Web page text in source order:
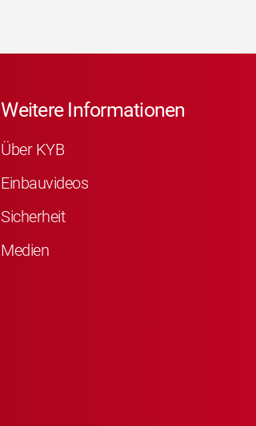
Weitere Informationen
Über KYB
Einbauvideos
Sicherheit
Medien